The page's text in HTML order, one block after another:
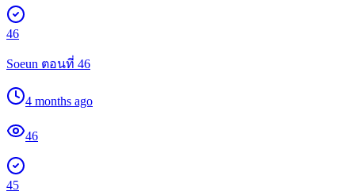
46
Soeun ตอนที่ 46
4 months ago
46
45